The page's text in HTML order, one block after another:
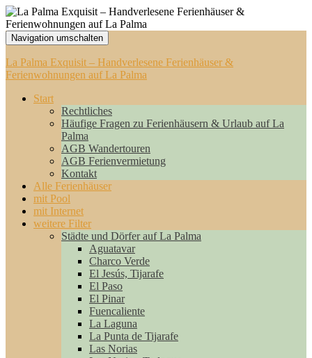
Navigation umschalten
La Palma Exquisit – Handverlesene Ferienhäuser &
Ferienwohnungen auf La Palma
Start
Rechtliches
Häufige Fragen zu Ferienhäusern & Urlaub auf La
Palma
AGB Wandertouren
AGB Ferienvermietung
Kontakt
Alle Ferienhäuser
mit Pool
mit Internet
weitere Filter
Städte und Dörfer auf La Palma
Aguatavar
Charco Verde
El Jesús, Tijarafe
El Paso
El Pinar
Fuencaliente
La Laguna
La Punta de Tijarafe
Las Norias